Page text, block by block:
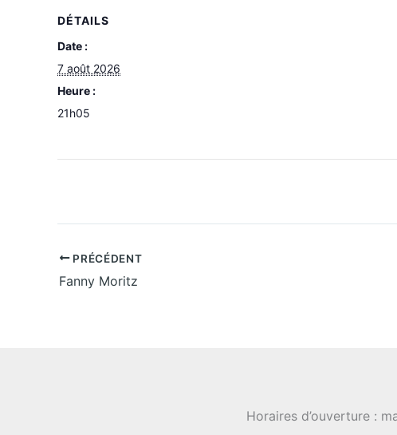
DÉTAILS
Date :
7 août 2026
Heure :
21h05
PRÉCÉDENT
Fanny Moritz
Horaires d’ouverture :